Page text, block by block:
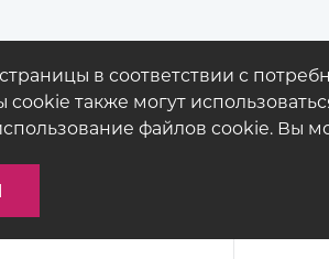
в соответствии с
также могут
файлов cookie. Вы